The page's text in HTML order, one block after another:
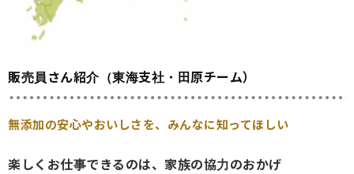
販売員さん紹介（東海支社・田原チーム）
無添加の安心やおいしさを、みんなに知ってほしい
楽しくお仕事できるのは、家族の協力のおかげ